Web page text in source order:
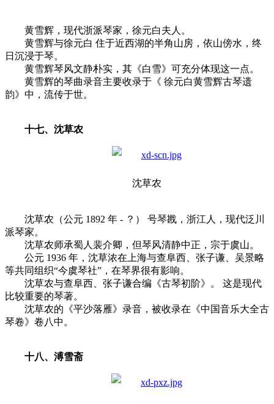
黄雪辉，现代浙派琴家，徐元白夫人。
黄雪辉与徐元白 住于近西湖的半角山房，依山傍水，终
日沉浸于琴。
黄雪辉琴风文静朴实，其《白雪》可充分体现这一点。
黄雪辉的琴曲录音主要收录于《 徐元白黄雪辉古琴遗
韵》中，流传于世。
十七、沈草农
沈草农
沈草农（公元 1892 年 - ？） 号琴戡，浙江人，现代泛川
派琴家。
沈草农师承蜀人裴介卿，但琴风清静中正，宗于虞山。
公元 1936 年，沈草浓在上海与查阜西、张子谦、吴景略
等共同组织“今虞琴社”，在琴界很有影响。
沈草农与查阜西、张子谦合编《古琴初阶》。 这是现代
比较重要的琴著。
沈草农的《平沙落雁》录音，被收录在《中国音乐大全古
琴卷》卷八中。
十八、溥雪斋